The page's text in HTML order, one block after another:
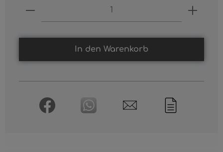
Produkt Anzahl: Gib den
In den Warenkorb